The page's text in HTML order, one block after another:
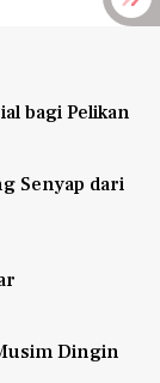
bagi Pelikan
Senyap dari
Dingin